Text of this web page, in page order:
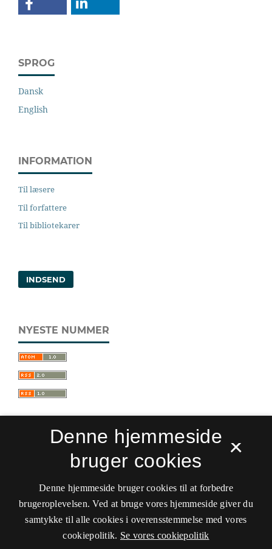
SPROG
Dansk
English
INFORMATION
Til læsere
Til forfattere
Til bibliotekarer
INDSEND
NYESTE NUMMER
Sprogforum. Tidsskrift for sprog- og
kulturpædagogik
ISSN 0909-9328 (Trykt)
ISSN 1399-8617 (Online)
Tilgængelighedserklæring
Det Kgl. Bibliotek
×
Denne hjemmeside
bruger cookies
Denne hjemmeside bruger cookies til at forbedre
brugeroplevelsen. Ved at bruge vores hjemmeside giver du
samtykke til alle cookies i overensstemmelse med vores
cookiepolitik. Se vores cookiepolitik